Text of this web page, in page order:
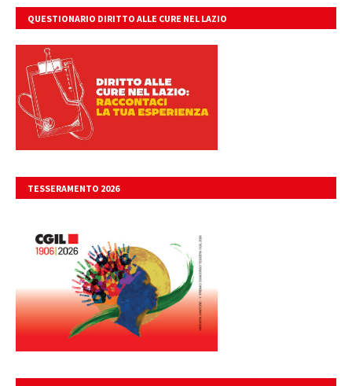
QUESTIONARIO DIRITTO ALLE CURE NEL LAZIO
TESSERAMENTO 2026